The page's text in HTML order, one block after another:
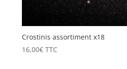
Crostinis assortiment x18
16,00€ TTC